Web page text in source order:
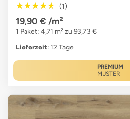
★★★★★
★★★★★ (1)
19,90 € /m²
1 Paket: 4,71 m² zu 93,73 €
Lieferzeit: 12 Tage
PREMIUM
MUSTER